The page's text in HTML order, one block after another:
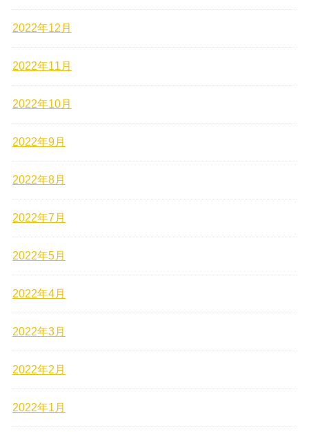
2022年12月
2022年11月
2022年10月
2022年9月
2022年8月
2022年7月
2022年5月
2022年4月
2022年3月
2022年2月
2022年1月